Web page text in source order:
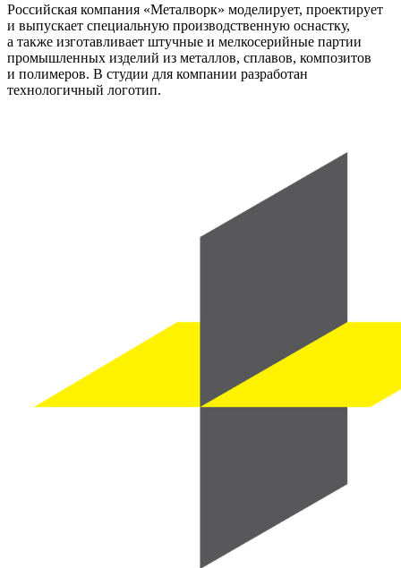
Российская компания «Металворк» моделирует, проектирует
и выпускает специальную производственную оснастку,
а также изготавливает штучные и мелкосерийные партии
промышленных изделий из металлов, сплавов, композитов
и полимеров. В студии для компании разработан
технологичный логотип.